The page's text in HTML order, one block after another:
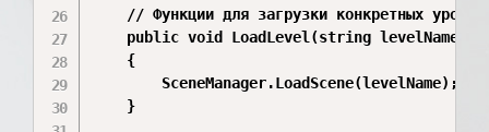
// Функции для загрузки конкретных
    public void LoadLevel(string levelName)
    {
        SceneManager.LoadScene(levelName);
    }